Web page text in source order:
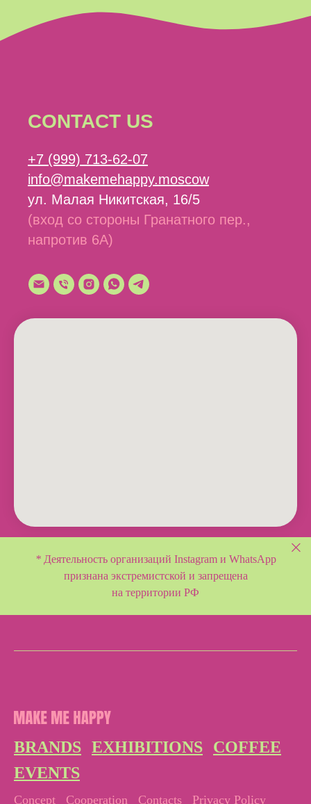
CONTACT US
+7 (999) 713-62-07
info@makemehappy.moscow
ул. Малая Никитская, 16/5
(вход со стороны Гранатного пер.,
напротив 6А)
*Деятельность организаций Instagram и WhatsApp
признана экстремистской и запрещена
на территории РФ
BRANDS EXHIBITIONS
COFFEE
EVENTS
Concept Cooperation Contacts Privacy Policy